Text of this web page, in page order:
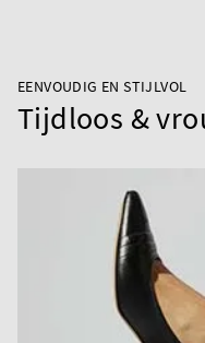
EENVOUDIG EN STIJLVOL
Tijdloos &